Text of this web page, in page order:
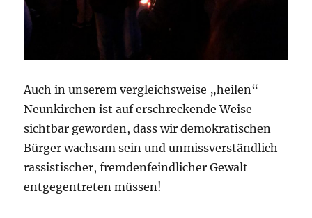
Auch in unserem vergleichsweise „heilen“
Neunkirchen ist auf erschreckende Weise
sichtbar geworden, dass wir demokratischen
Bürger wachsam sein und unmissverständlich
rassistischer, fremdenfeindlicher Gewalt
entgegentreten müssen!